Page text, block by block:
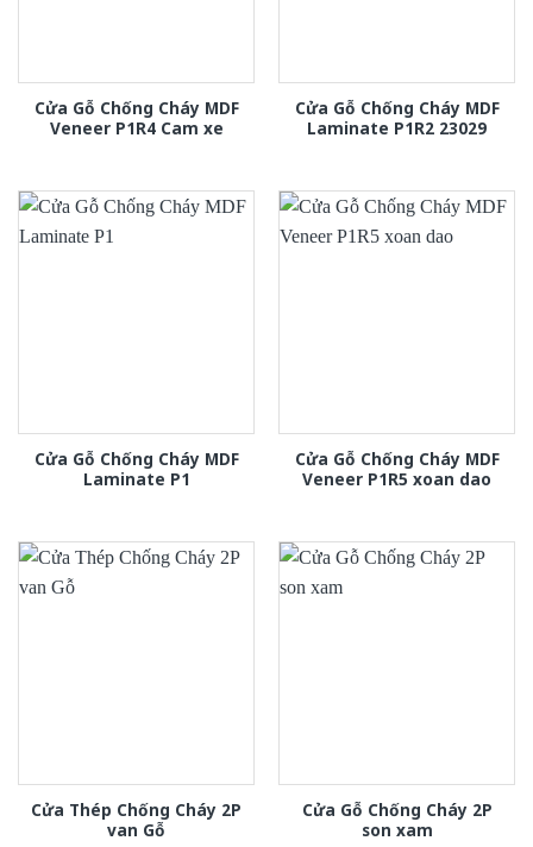
Cửa Gỗ Chống Cháy MDF
Veneer P1R4 Cam xe
Cửa Gỗ Chống Cháy MDF
Laminate P1R2 23029
Cửa Gỗ Chống Cháy MDF
Laminate P1
Cửa Gỗ Chống Cháy MDF
Veneer P1R5 xoan dao
Cửa Thép Chống Cháy 2P
van Gỗ
Cửa Gỗ Chống Cháy 2P
son xam